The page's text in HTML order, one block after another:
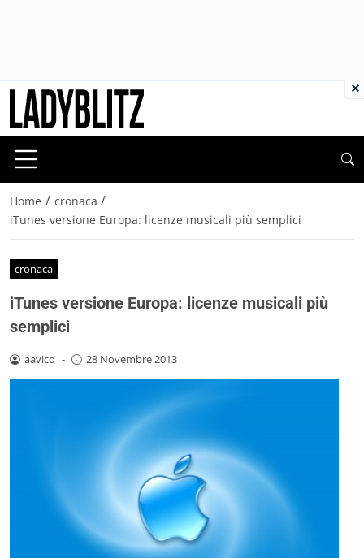
Home / cronaca /
iTunes versione Europa: licenze musicali più semplici
cronaca
iTunes versione Europa: licenze musicali più
semplici
aavico - 28 Novembre 2013
×